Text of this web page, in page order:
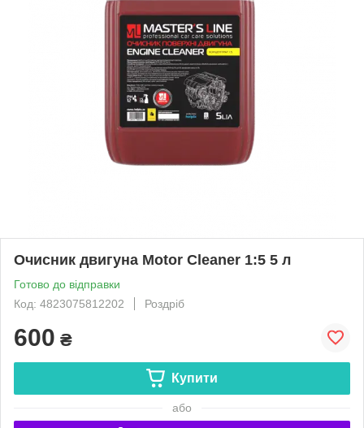
Очисник двигуна Motor Cleaner 1:5 5 л
Готово до відправки
Код: 4823075812202
Роздріб
600 ₴
Купити
або